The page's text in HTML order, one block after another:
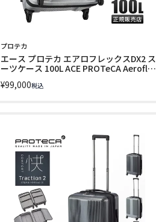
プロテカ
エース プロテカ エアロフレックスDX2 ス
ーツケース 100L ACE PROTeCA Aeroflex
¥99,000税込